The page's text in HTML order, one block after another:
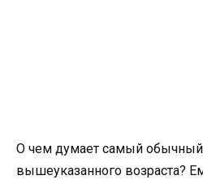
О чем думает самый
вышеуказанного возраста?